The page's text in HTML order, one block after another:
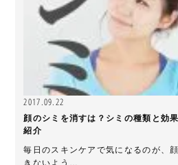
2017.09.22
顔のシミを消すは？シミの種類と効
紹介
毎日のスキンケアで気になるのが、